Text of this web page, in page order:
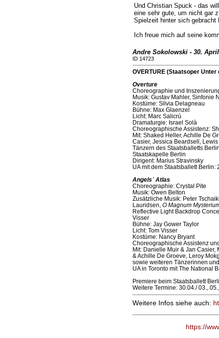
Und Christian Spuck - das
eine sehr gute, um nicht gar
Spielzeit hinter sich gebracht
Ich freue mich auf seine
Andre Sokolowski - 30. April
ID 14723
OVERTURE (Staatsoper Unter
Overture
Choreographie und
Musik: Gustav Mahler, Sinfonie
Kostüme: Silvia Delagneau
Bühne: Max Glaenzel
Licht: Marc Salicrú
Dramaturgie: Israel Solà
Choreographische Assistenz:
Mit: Shaked Heller, Achille De
Casier, Jessica Beardsell,
Tänzern des Staatsballetts
Staatskapelle Berlin
Dirigent: Marius Stravinsky
UA mit dem Staatsballett Berlin:
Angels´ Atlas
Choreographie: Crystal Pite
Musik: Owen Belton
Zusätzliche Musik: Peter
Lauridsen, O Magnum
Reflective Light Backdrop
Visser
Bühne: Jay Gower Taylor
Licht: Tom Visser
Kostüme: Nancy Bryant
Choreographische Assistenz
Mit: Danielle Muir & Jan Casier,
& Achille De Groeve, Leroy
sowie weiteren Tänzerinnen
UA in Toronto mit The National
Premiere beim Staatsballett
Weitere Termine: 30.04./ 03.,
Weitere Infos siehe auch:
https://